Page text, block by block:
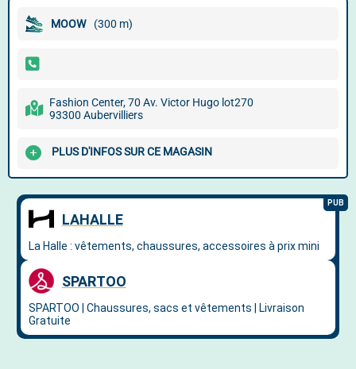
MOOW (300 m)
Fashion Center, 70 Av. Victor Hugo lot270
93300 Aubervilliers
PLUS D'INFOS SUR CE MAGASIN